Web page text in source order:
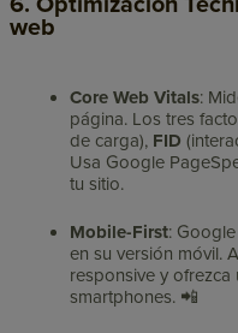
web
Core Web Vitals:
página. Los tres
de carga), FID
Usa Google
tu sitio.
Mobile-First:
en su versión móvil.
responsive y ofrezca
smartphones. 📲